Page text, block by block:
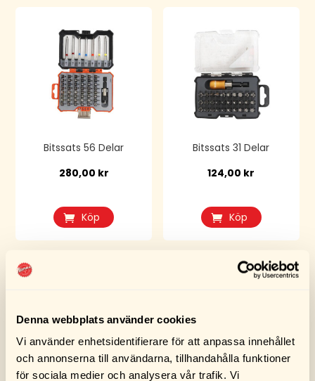
Denna webbplats använder cookies
Vi använder enhetsidentifierare för att anpassa innehållet
och annonserna till användarna, tillhandahålla funktioner
för sociala medier och analysera vår trafik. Vi
Bitssats 56 Delar
280,00 kr
Köp
Bitssats 31 Delar
124,00 kr
Köp